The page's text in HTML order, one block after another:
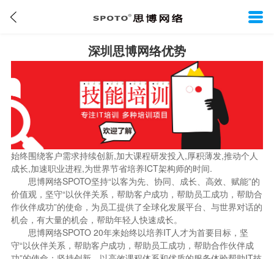
深圳思博网络优势
始终围绕客户需求持续创新,加大课程研发投入,厚积薄发,推动个人
成长,加速职业进程,为世界节省培养ICT架构师的时间.
思博网络SPOTO坚持“以客为先、协同、成长、高效、赋能”的
价值观，坚守“以伙伴关系，帮助客户成功，帮助员工成功，帮助合
作伙伴成功”的使命，为员工提供了全球化发展平台、与世界对话的
机会，有大量的机会，帮助年轻人快速成长。
思博网络SPOTO 20年来始终以培养IT人才为首要目标，坚
守“以伙伴关系，帮助客户成功，帮助员工成功，帮助合作伙伴成